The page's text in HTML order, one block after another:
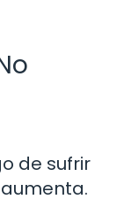
de sufrir